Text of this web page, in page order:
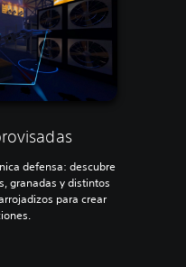
defensa: descubre
granadas y distintos
para crear